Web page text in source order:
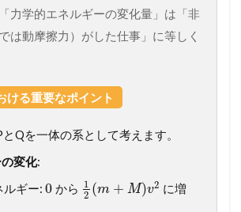
力学的エネルギーの変化量」は「非
は動摩擦力）がした仕事」に等しく
ける重要なポイント
とQを一体の系として考えます。
変化:
ルギー:0 から
1
2 (m + M)v2 に増